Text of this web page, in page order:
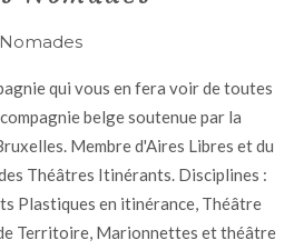
qui vous en fera voir de toutes
belge soutenue par la
Membre d'Aires Libres et du
Théâtres Itinérants. Disciplines :
Plastiques en itinérance, Théâtre
Territoire, Marionnettes et théâtre